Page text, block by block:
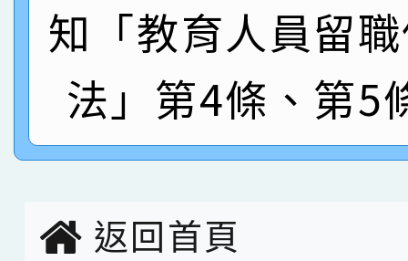
名 指導老師王老師、
園市英語競賽國小朗讀
指導老師林老師
賀！本校參加桃園市中
賽 劉文瑛教師榮獲教
賀！本校參與2026世
知「教育人員留
法」第4條、第5
返回首頁